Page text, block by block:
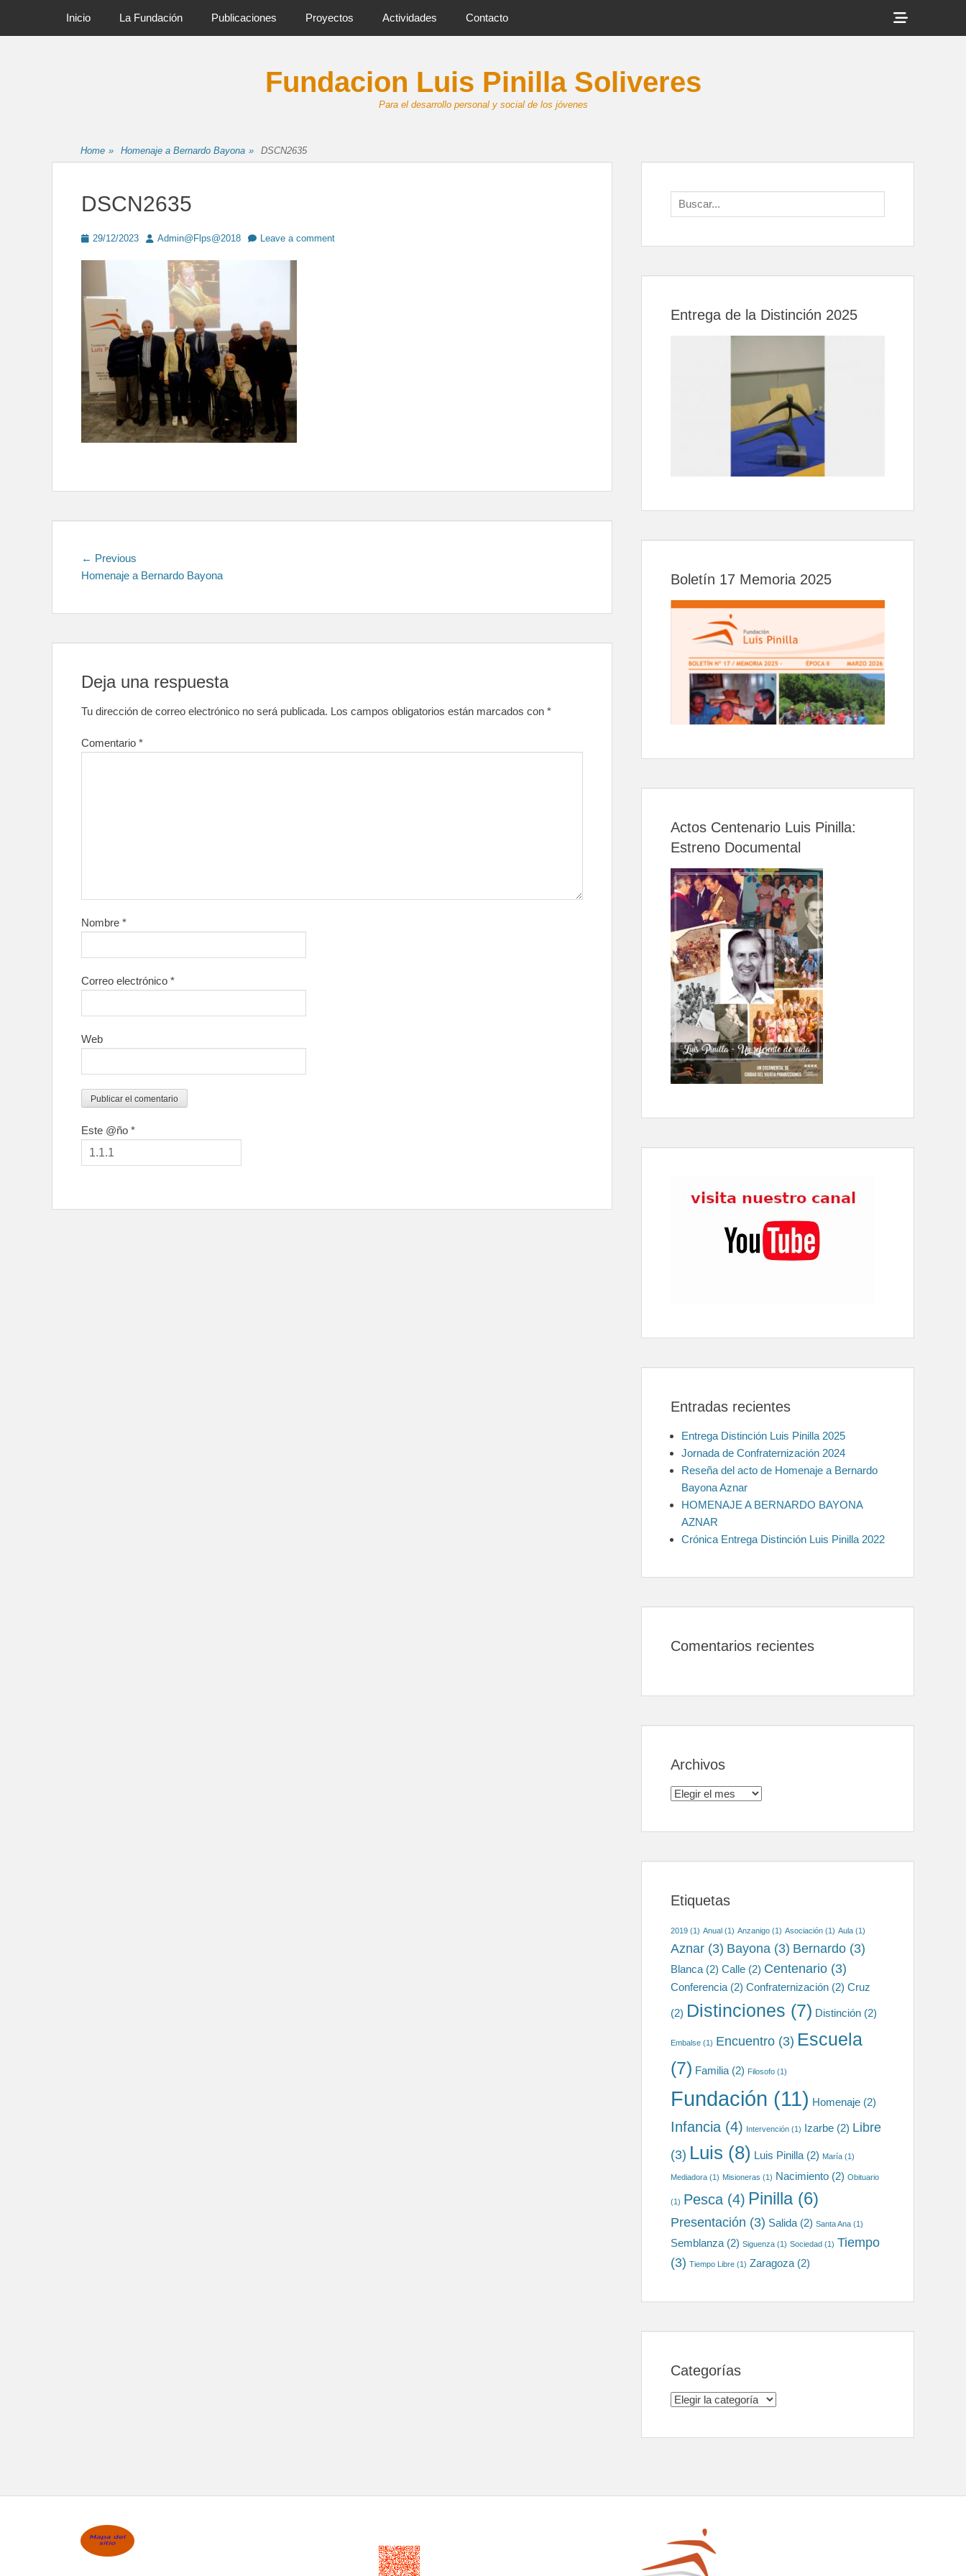
Primary Menu
Inicio La Fundación Publicaciones Proyectos Actividades Contacto
Show
Header
Fundacion Luis Pinilla Soliveres
Para el desarrollo personal y social de los jóvenes
Home » Homenaje a Bernardo Bayona » DSCN2635
DSCN2635
Posted
29/12/2023 Author
Admin@Flps@2018 Leave a comment
Navegación
de
entradas
← Previous
post:
Homenaje a Bernardo Bayona
Deja una respuesta
Tu dirección de correo electrónico no será publicada. Los campos obligatorios están marcados con *
Comentario *
Nombre *
Correo electrónico *
Web
Este @ño *
Search
for:
Entrega de la Distinción 2025
Boletín 17 Memoria 2025
Actos Centenario Luis Pinilla:
Estreno Documental
Entradas recientes
Entrega Distinción Luis Pinilla 2025
Jornada de Confraternización 2024
Reseña del acto de Homenaje a Bernardo
Bayona Aznar
HOMENAJE A BERNARDO BAYONA
AZNAR
Crónica Entrega Distinción Luis Pinilla 2022
Comentarios recientes
Archivos
Archivos
Etiquetas
2019 (1) Anual (1) Anzanigo (1) Asociación (1) Aula (1)
Aznar (3) Bayona (3) Bernardo (3)
Blanca (2) Calle (2) Centenario (3)
Conferencia (2) Confraternización (2) Cruz
(2) Distinciones (7) Distinción (2)
Embalse (1) Encuentro (3) Escuela
(7) Familia (2) Filosofo (1)
Fundación (11) Homenaje (2)
Infancia (4) Intervención (1) Izarbe (2) Libre
(3) Luis (8) Luis Pinilla (2) María (1)
Mediadora (1) Misioneras (1) Nacimiento (2) Obituario
(1) Pesca (4) Pinilla(6)
Presentación (3) Salida (2) Santa Ana (1)
Semblanza (2) Siguenza (1) Sociedad (1) Tiempo
(3) Tiempo Libre (1) Zaragoza (2)
Categorías
Categorías